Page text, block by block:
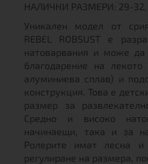
НАЛИЧНИ РАЗМЕРИ: 29-32,
Уникален модел от
REBEL ROBSUST е
натоварвания и може
благодарение на
алуминиева сплав) и
конструкция. Това е
размер за
Средно и високо
начинаещи, така и за
Ролерите имат лесна и
регулиране на размера,